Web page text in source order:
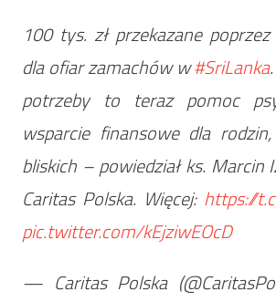
100 tys. zł przekazane
dla ofiar zamachów w#SriLanka
potrzeby to teraz pomoc
wsparcie finansowe dla
bliskich – powiedział ks. Marcin
Caritas Polska. Więcej: https://
pic.twitter.com/kEjziwEOcD
— Caritas Polska